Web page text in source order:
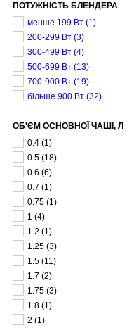
ПОТУЖНІСТЬ БЛЕНДЕРА
менше 199 Вт (1)
200-299 Вт (3)
300-499 Вт (4)
500-699 Вт (13)
700-900 Вт (19)
більше 900 Вт (32)
ОБ'ЄМ ОСНОВНОЇ ЧАШІ, Л
0.4 (1)
0.5 (18)
0.6 (6)
0.7 (1)
0.75 (1)
1 (4)
1.2 (1)
1.25 (3)
1.5 (11)
1.7 (2)
1.75 (3)
1.8 (1)
2 (1)